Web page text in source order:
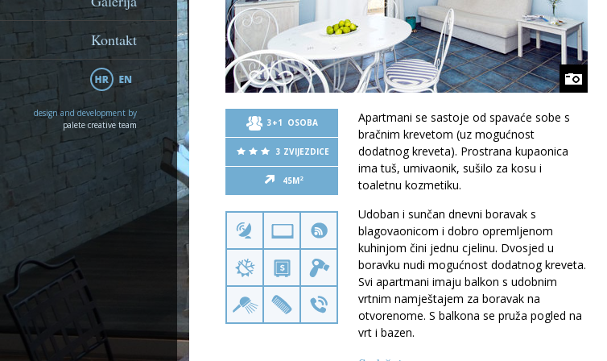
Kontakt
design and development by
palete creative team
3+1 OSOBA
3 ZVIJEZDICE
45M2
Apartmani se sastoje od spavaće sobe s
bračnim krevetom (uz mogućnost
dodatnog kreveta). Prostrana kupaonica
ima tuš, umivaonik, sušilo za kosu i
toaletnu kozmetiku.
Udoban i sunčan dnevni boravak s
blagovaonicom i dobro opremljenom
kuhinjom čini jednu cjelinu. Dvosjed u
boravku nudi mogućnost dodatnog kreveta.
Svi apartmani imaju balkon s udobnim
vrtnim namještajem za boravak na
otvorenome. S balkona se pruža pogled na
vrt i bazen.